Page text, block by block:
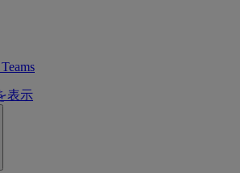
表示